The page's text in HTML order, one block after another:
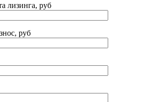
лизинга, руб
руб